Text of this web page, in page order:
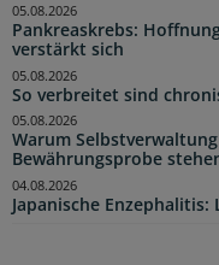
Pankreaskrebs:
verstärkt sich
05.08.2026
So verbreitet sind
05.08.2026
Warum
Bewährungsprobe
05.08.2026
Japanische
04.08.2026